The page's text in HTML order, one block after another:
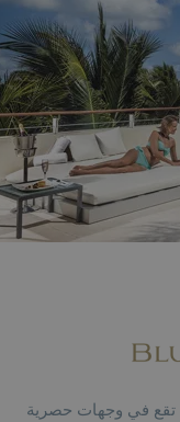
فئة 5 نجوم والتي تقع في وجهات حصرية